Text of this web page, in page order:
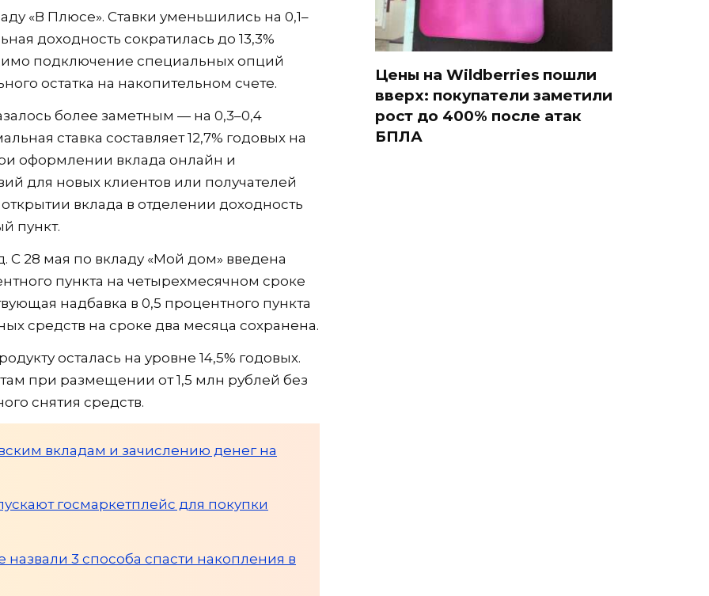
«В Плюсе». Ставки уменьшились на 0,1–
доходность сократилась до 13,3%
подключение специальных опций
остатка на накопительном счете.
более заметным — на 0,3–0,4
ставка составляет 12,7% годовых на
оформлении вклада онлайн и
для новых клиентов или получателей
вклада в отделении доходность
пункт.
28 мая по вкладу «Мой дом» введена
пункта на четырехмесячном сроке
надбавка в 0,5 процентного пункта
средств на сроке два месяца сохранена.
осталась на уровне 14,5% годовых.
при размещении от 1,5 млн рублей без
снятия средств.
вкладам и зачислению денег на
госмаркетплейс для покупки
назвали 3 способа спасти накопления в
Цены на Wildberries пошли
вверх: покупатели заметили
рост до 400% после атак
БПЛА